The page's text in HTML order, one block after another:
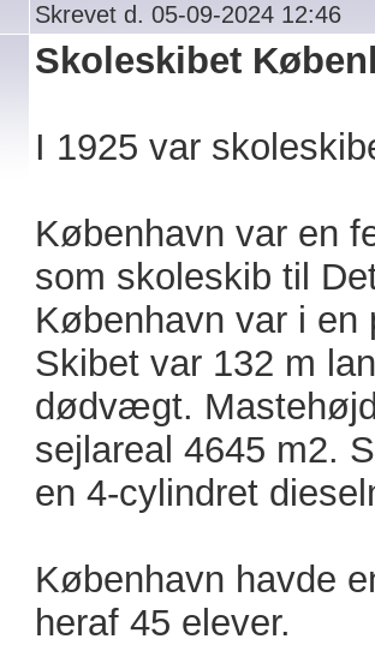
Skrevet d. 05-09-2024 12:46
Skoleskibet
I 1925 var
København var en
som skoleskib til
København var i
Skibet var 132 m
dødvægt.
sejlareal 4645 m2.
en 4-cylindret
København havde
heraf 45 elever.